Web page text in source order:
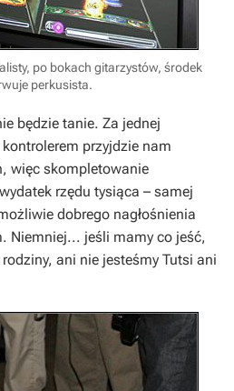
po bokach gitarzystów, środek
perkusista.
będzie tanie. Za jednej
przyjdzie nam
więc skompletowanie
rzędu tysiąca – samej
dobrego nagłośnienia
Niemniej... jeśli mamy co jeść,
ani nie jesteśmy Tutsi ani